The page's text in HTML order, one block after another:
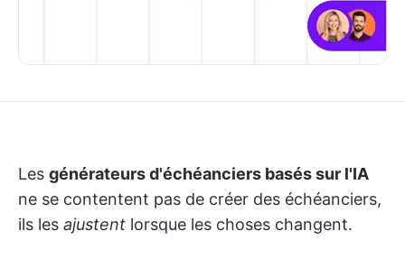
Les générateurs d'échéanciers basés sur l'IA
ne se contentent pas de créer des échéanciers,
ils les ajustent lorsque les choses changent.